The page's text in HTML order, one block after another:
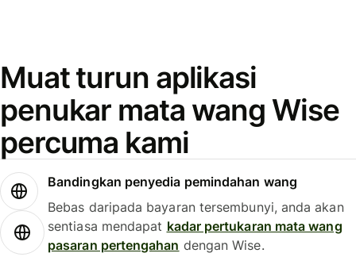
Muat turun aplikasi
penukar mata wang Wise
percuma kami
Bandingkan penyedia pemindahan wang
Bebas daripada bayaran tersembunyi, anda akan
sentiasa mendapat kadar pertukaran mata wang
pasaran pertengahan dengan Wise.